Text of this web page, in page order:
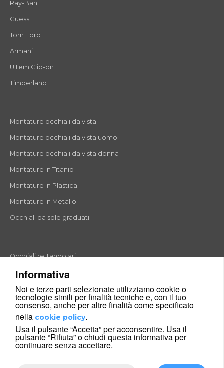
Informativa
Noi e terze parti selezionate utilizziamo cookie o
tecnologie simili per finalità tecniche e, con il tuo
consenso, anche per altre finalità come specificato
nella cookie policy.
Usa il pulsante “Accetta” per acconsentire. Usa il
pulsante “Rifiuta” o chiudi questa informativa per
continuare senza accettare.
Ray-Ban
Guess
Tom Ford
Armani
Ultem Clip-on
Timberland
Montature occhiali da vista
Montature occhiali da vista uomo
Montature occhiali da vista donna
Montature in Titanio
Montature in Plastica
Montature in Metallo
Occhiali da sole graduati
Occhiali rettangolari
Occhiali rotondi
Occhiali a goccia
Occhiali a farfalla
Occhiali esagonali
Occhiali cat-eyes